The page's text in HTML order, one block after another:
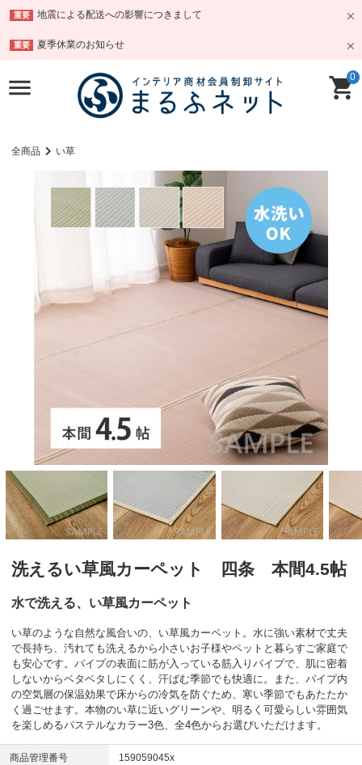
重要 地震による配送への影響につきまして
重要 夏季休業のお知らせ
0
全商品 い草
洗えるい草風カーペット 四条 本間4.5帖
水で洗える、い草風カーペット
い草のような自然な風合いの、い草風カーペット。水に強い素材で丈夫
で長持ち、汚れても洗えるから小さいお子様やペットと暮らすご家庭で
も安心です。パイプの表面に筋が入っている筋入りパイプで、肌に密着
しないからベタベタしにくく、汗ばむ季節でも快適に。また、パイプ内
の空気層の保温効果で床からの冷気を防ぐため、寒い季節でもあたたか
く過ごせます。本物のい草に近いグリーンや、明るく可愛らしい雰囲気
を楽しめるパステルなカラー3色、全4色からお選びいただけます。
商品管理番号 159059045x